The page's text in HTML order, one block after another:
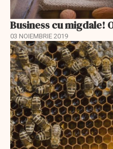
Business cu migdale!
03 NOIEMBRIE 2019